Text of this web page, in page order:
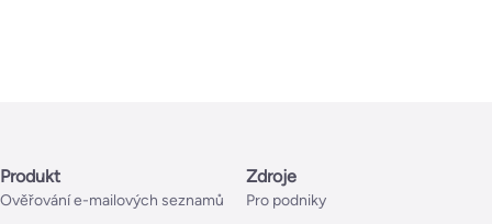
Produkt
Ověřování e-mailových seznamů
Zdroje
Pro podniky